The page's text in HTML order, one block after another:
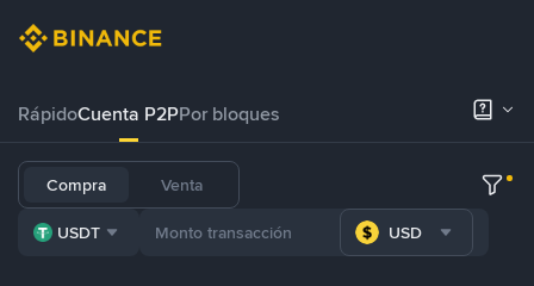
RápidoCuenta P2PPor bloques
Compra Venta
USDT USD